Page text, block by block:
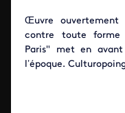
Œuvre ouvertement
contre toute forme
Paris" met en
l’époque.